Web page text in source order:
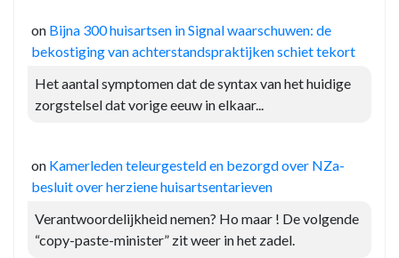
on Bijna 300 huisartsen in Signal waarschuwen: de
bekostiging van achterstandspraktijken schiet tekort
Het aantal symptomen dat de syntax van het huidige
zorgstelsel dat vorige eeuw in elkaar...
on Kamerleden teleurgesteld en bezorgd over NZa-
besluit over herziene huisartsentarieven
Verantwoordelijkheid nemen? Ho maar ! De volgende
“copy-paste-minister” zit weer in het zadel.